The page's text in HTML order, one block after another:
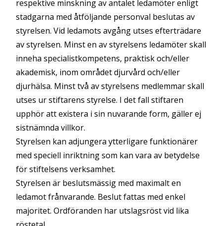
respektive minskning av antalet ledamöter enligt
stadgarna med åtföljande personval beslutas av
styrelsen. Vid ledamots avgång utses efterträdare
av styrelsen. Minst en av styrelsens ledamöter skall
inneha specialistkompetens, praktisk och/eller
akademisk, inom området djurvård och/eller
djurhälsa. Minst två av styrelsens medlemmar skall
utses ur stiftarens styrelse. I det fall stiftaren
upphör att existera i sin nuvarande form, gäller ej
sistnämnda villkor.
Styrelsen kan adjungera ytterligare funktionärer
med speciell inriktning som kan vara av betydelse
för stiftelsens verksamhet.
Styrelsen är beslutsmässig med maximalt en
ledamot frånvarande. Beslut fattas med enkel
majoritet. Ordföranden har utslagsröst vid lika